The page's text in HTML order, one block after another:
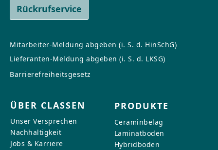
Rückrufservice
Mitarbeiter-Meldung abgeben (i. S. d. HinSchG)
Lieferanten-Meldung abgeben (i. S. d. LKSG)
Barrierefreiheitsgesetz
ÜBER CLASSEN
Unser Versprechen
Nachhaltigkeit
Jobs & Karriere
PRODUKTE
Ceraminbelag
Laminatboden
Hybridboden